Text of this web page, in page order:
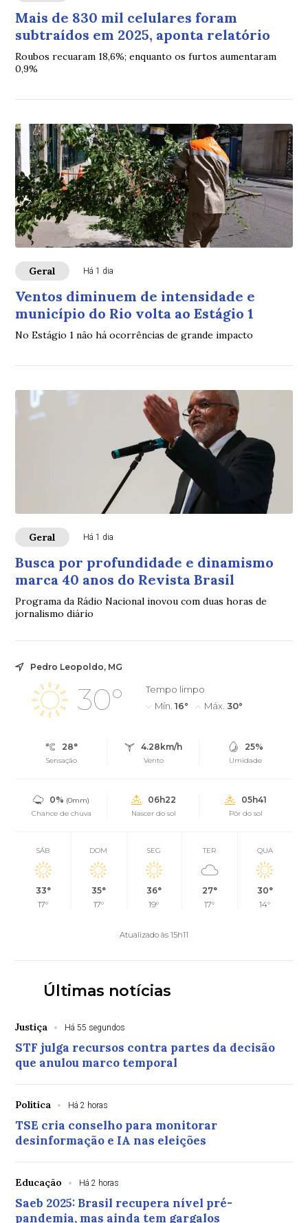
Mais de 830 mil celulares foram
subtraídos em 2025, aponta relatório
Roubos recuaram 18,6%; enquanto os furtos aumentaram
0,9%
Geral Há 1 dia
Ventos diminuem de intensidade e
município do Rio volta ao Estágio 1
No Estágio 1 não há ocorrências de grande impacto
Geral Há 1 dia
Busca por profundidade e dinamismo
marca 40 anos do Revista Brasil
Programa da Rádio Nacional inovou com duas horas de
jornalismo diário
Pedro Leopoldo, MG
30°
Tempo limpo
Mín. 16° Máx. 30°
28°
Sensação
4.28km/h
Vento
25%
Umidade
0% (0mm)
Chance de chuva
06h22
Nascer do sol
05h41
Pôr do sol
SÁB
33°
17°
DOM
35°
17°
SEG
36°
19°
TER
27°
17°
QUA
30°
14°
Atualizado às 15h11
Últimas notícias
Justiça Há 55 segundos
STF julga recursos contra partes da decisão
que anulou marco temporal
Política Há 2 horas
TSE cria conselho para monitorar
desinformação e IA nas eleições
Educação Há 2 horas
Saeb 2025: Brasil recupera nível pré-
pandemia, mas ainda tem gargalos